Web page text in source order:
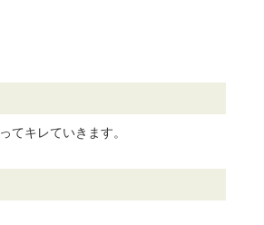
てキレていきます。